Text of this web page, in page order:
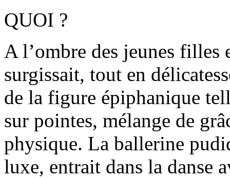
QUOI ?
A l’ombre des jeunes filles
surgissait, tout en
de la figure épiphanique
sur pointes, mélange de
physique. La ballerine
luxe, entrait dans la danse